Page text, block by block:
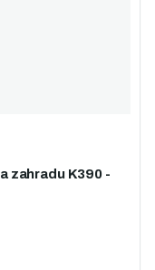
zahradu K390 -